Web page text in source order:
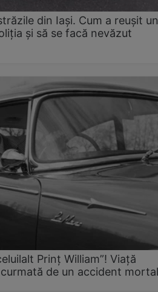
din Iași. Cum a reușit un
și să se facă nevăzut
Prinț William”! Viață
de un accident mortal